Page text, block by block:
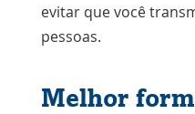
evitar que você
pessoas.
Melhor